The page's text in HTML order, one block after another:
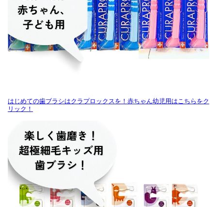
はじめての歯ブラシはクラプロックスを！赤ちゃん幼児用はこちらをク
リック！